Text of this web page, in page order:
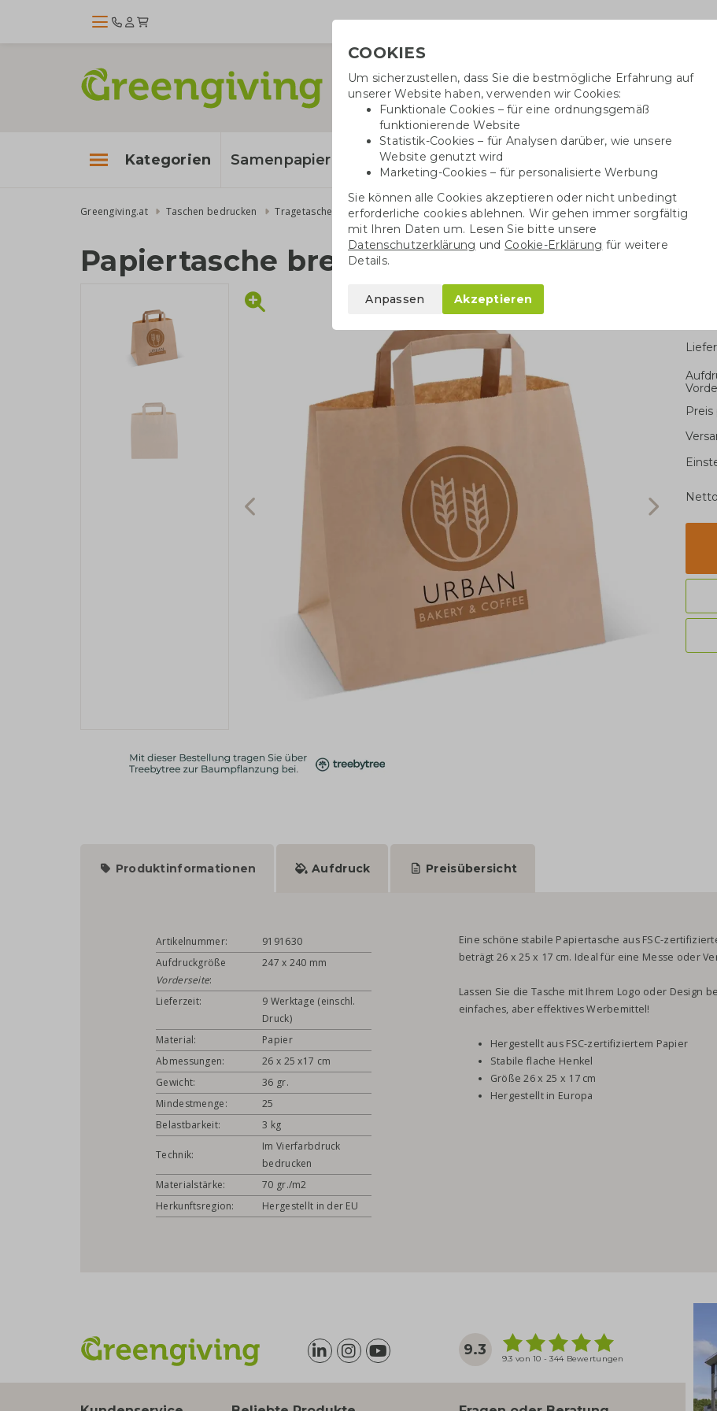
Kategorien Samenpapier Baumwolltaschen
Greengiving.at Taschen bedrucken Tragetaschen Papiertüten Papiertüten kleine Mengen Papiertasche breit
Papiertasche breit
Produktinformationen Aufdruck Preisübersicht
Artikelnummer:
9191630
Aufdruckgröße
Vorderseite:
247 x 240 mm
Lieferzeit:
9 Werktage (einschl.
Druck)
Material:
Papier
Abmessungen:
26 x 25 x17 cm
Gewicht:
36 gr.
Mindestmenge:
25
Belastbarkeit:
3 kg
Technik:
Im Vierfarbdruck
bedrucken
Materialstärke:
70 gr./m2
Herkunftsregion:
Hergestellt in der EU
Eine schöne stabile Papiertasche aus FSC-
beträgt 26 x 25 x 17 cm. Ideal für eine Messe oder
Lassen Sie die Tasche mit Ihrem Logo oder Design
einfaches, aber effektives Werbemittel!
Hergestellt aus FSC-zertifiziertem Papier
Stabile flache Henkel
Größe 26 x 25 x 17 cm
Hergestellt in Europa
9.3
9.3 von 10 - 344 Bewertungen
COOKIES
Um sicherzustellen, dass Sie die bestmögliche Erfahrung auf
unserer Website haben, verwenden wir Cookies:
Funktionale Cookies – für eine ordnungsgemäß
funktionierende Website
Statistik-Cookies – für Analysen darüber, wie unsere
Website genutzt wird
Marketing-Cookies – für personalisierte Werbung
Sie können alle Cookies akzeptieren oder nicht unbedingt
erforderliche cookies ablehnen. Wir gehen immer sorgfältig
mit Ihren Daten um. Lesen Sie bitte unsere
Datenschutzerklärung und Cookie-Erklärung für weitere
Details.
Anpassen Akzeptieren